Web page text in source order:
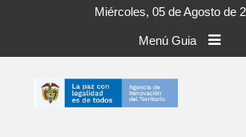
Miércoles, 05 de Agosto de
Menú Guia